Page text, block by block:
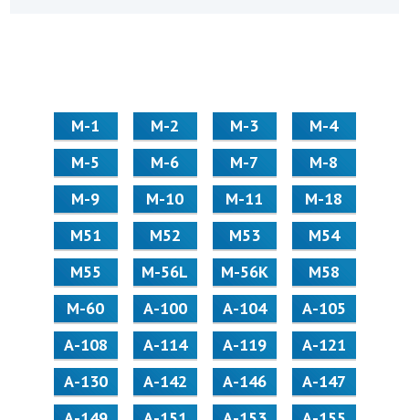
М-1 М-2 М-3
М-4
М-5
М-6 М-7
М-8
М-9
М-10 М-11
М-18
М51
М52 М53
М54
М55
M-56L M-56K
М58
M-60
А-100 А-104
А-105
А-108
А-114 А-119
А-121
А-130
А-142 А-146
А-147